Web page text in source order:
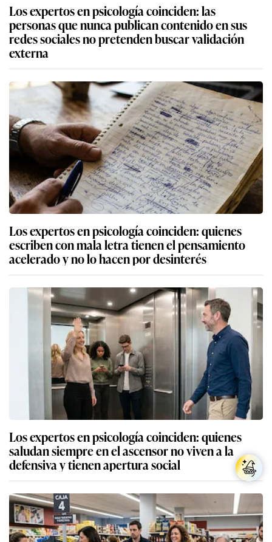
Los expertos en psicología coinciden: las
personas que nunca publican contenido en sus
redes sociales no pretenden buscar validación
externa
Los expertos en psicología coinciden: quienes
escriben con mala letra tienen el pensamiento
acelerado y no lo hacen por desinterés
Los expertos en psicología coinciden: quienes
saludan siempre en el ascensor no viven a la
defensiva y tienen apertura social